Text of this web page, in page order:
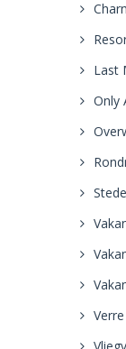
Last
Only